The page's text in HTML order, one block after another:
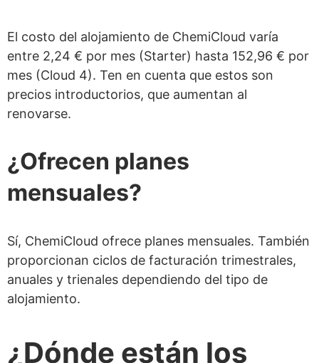
El costo del alojamiento de ChemiCloud varía
entre 2,24 € por mes (Starter) hasta 152,96 € por
mes (Cloud 4). Ten en cuenta que estos son
precios introductorios, que aumentan al
renovarse.
¿Ofrecen planes
mensuales?
Sí, ChemiCloud ofrece planes mensuales. También
proporcionan ciclos de facturación trimestrales,
anuales y trienales dependiendo del tipo de
alojamiento.
¿Dónde están los